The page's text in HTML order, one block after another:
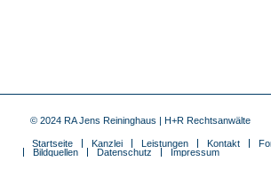
aufgehoben und beraten gefühlt.
DANKE an Alle!
© 2024 RA Jens Reininghaus | H+R Rechtsanwälte
Startseite Kanzlei Leistungen Kontakt
Bildquellen
Datenschutz Impressum